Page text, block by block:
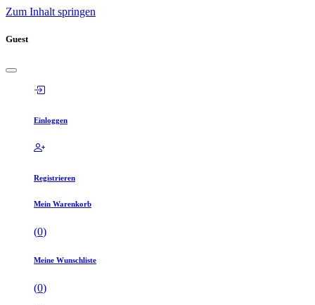
Zum Inhalt springen
Guest
Einloggen
Registrieren
Mein Warenkorb
(0)
Meine Wunschliste
(0)